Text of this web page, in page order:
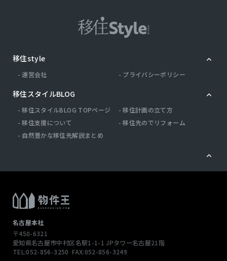
移住style
運営会社 プライバシーポリシー
移住スタイルBLOG
移住スタイルBLOG TOPページ
移住計画の立て方
移住支援について
移住先のでリフォーム
自然豊かな移住先解説まとめ
名古屋本社
〒450-6321
愛知県名古屋市中村区名駅1-1-1JPタワー名古屋21階
TEL:052-856-3250FAX:052-856-3249